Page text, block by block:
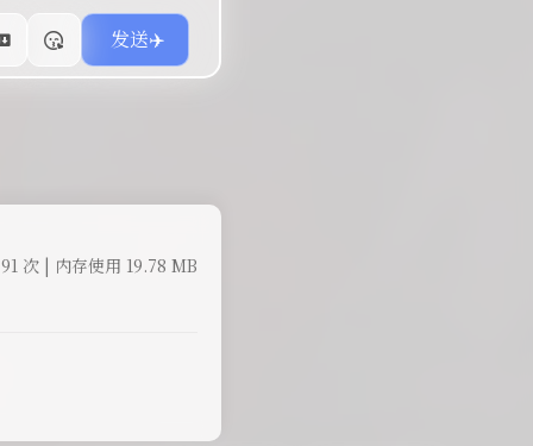
次 | 内存使用 19.78 MB